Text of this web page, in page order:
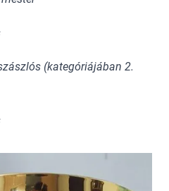
(kategóriájában 2.